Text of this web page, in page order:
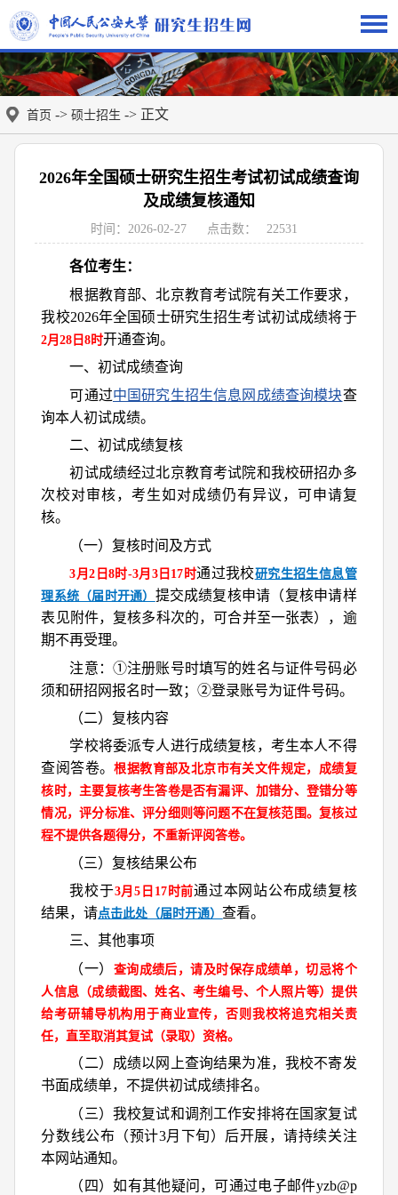
首页 -> 硕士招生 -> 正文
2026年全国硕士研究生招生考试初试成绩查询
及成绩复核通知
时间：2026-02-27 点击数： 22531
各位考生：
根据教育部、北京教育考试院有关工作要求，
我校2026年全国硕士研究生招生考试初试成绩将于
2月28 日8时开通查询。
一、初试成绩查询
可通过中国研究生招生信息网成绩查询模块查
询本人初试成绩。
二、初试成绩复核
初试成绩经过北京教育考试院和我校研招办多
次校对审核，考生如对成绩仍有异议，可申请复
核。
（一）复核时间及方式
3月2日8时-3月3日17时通过我校研究生招生信息管
理系统（届时开通） 提交成绩复核申请（复核申请样
表见附件，复核多科次的，可合并至一张表），逾
期不再受理。
注意：①注册账号时填写的姓名与证件号码必
须和研招网报名时一致；②登录账号为证件号码。
（二）复核内容
学校将委派专人进行成绩复核，考生本人不得
查阅答卷。根据教育部及北京市有关文件规定，成绩复
核时，主要复核考生答卷是否有漏评、加错分、登错分等
情况，评分标准、评分细则等问题不在复核范围。复核过
程不提供各题得分，不重新评阅答卷。
（三）复核结果公布
我校于3月5日17时前通过本网站公布成绩复核
结果，请点击此处（届时开通）查看。
三、其他事项
（一） 查询成绩后，请及时保存成绩单，切忌将个
人信息（成绩截图、姓名、考生编号、个人照片等）提供
给考研辅导机构用于商业宣传，否则我校将追究相关责
任，直至取消其复试（录取）资格。
（二）成绩以网上查询结果为准，我校不寄发
书面成绩单，不提供初试成绩排名。
（三）我校复试和调剂工作安排将在国家复试
分数线公布（预计3月下旬）后开展，请持续关注
本网站通知。
（四）如有其他疑问，可通过电子邮件yzb@p